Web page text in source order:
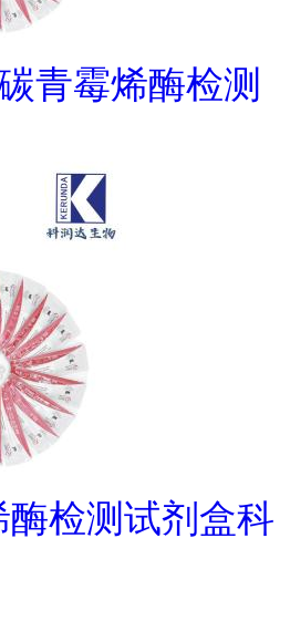
青霉烯酶检测
检测试剂盒科